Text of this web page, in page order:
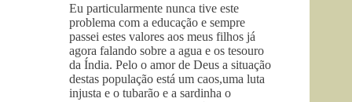
Eu particularmente nunca tive este
problema com a educação e sempre
passei estes valores aos meus filhos já
agora falando sobre a agua e os tesouro
da Índia. Pelo o amor de Deus a situação
destas população está um caos,uma luta
injusta e o tubarão e a sardinha o